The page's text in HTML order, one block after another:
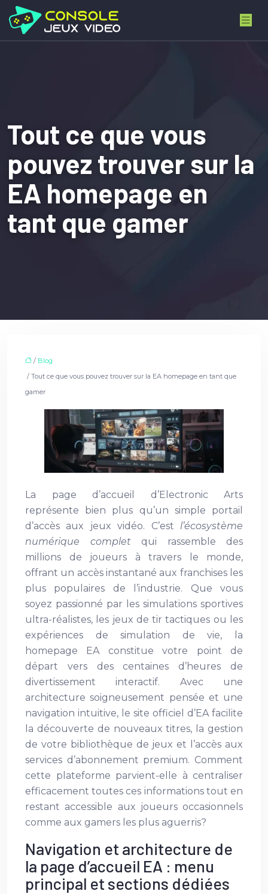
Tout ce que vous
pouvez trouver sur la
EA homepage en
tant que gamer
/ Blog
/ Tout ce que vous pouvez trouver sur la EA homepage en tant que
gamer
La page d’accueil d’Electronic Arts
représente bien plus qu’un simple portail
d’accès aux jeux vidéo. C’est l’écosystème
numérique completqui rassemble des
millions de joueurs à travers le monde,
offrant un accès instantané aux franchises les
plus populaires de l’industrie. Que vous
soyez passionné par les simulations sportives
ultra-réalistes, les jeux de tir tactiques ou les
expériences de simulation de vie, la
homepage EA constitue votre point de
départ vers des centaines d’heures de
divertissement interactif. Avec une
architecture soigneusement pensée et une
navigation intuitive, le site officiel d’EA facilite
la découverte de nouveaux titres, la gestion
de votre bibliothèque de jeux et l’accès aux
services d’abonnement premium. Comment
cette plateforme parvient-elle à centraliser
efficacement toutes ces informations tout en
restant accessible aux joueurs occasionnels
comme aux gamers les plus aguerris?
Navigation et architecture de
la page d’accueil EA : menu
principal et sections dédiées